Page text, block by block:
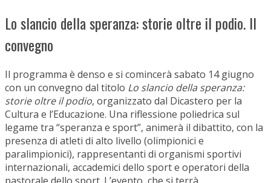
Lo slancio della speranza: storie oltre il podio. Il
convegno
Il programma è denso e si comincerà sabato 14 giugno
con un convegno dal titolo Lo slancio della speranza:
storie oltre il podio, organizzato dal Dicastero per la
Cultura e l’Educazione. Una riflessione poliedrica sul
legame tra “speranza e sport”, animerà il dibattito, con la
presenza di atleti di alto livello (olimpionici e
paralimpionici), rappresentanti di organismi sportivi
internazionali, accademici dello sport e operatori della